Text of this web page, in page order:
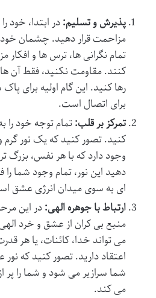
پذیرش و تسلیم:در ابتدا، خود
مزاحمت قرار دهید. چشمان خود
تمام نگرانی ها، ترس ها و افکار
کنند. مقاومت نکنید، فقط آن
رها کنید. این گام اولیه برای
برای اتصال است.
تمرکز بر قلب:تمام توجه خود
کنید. تصور کنید که یک نور
وجود دارد که با هر نفس، بزرگ
دهید این نور، تمام وجود شما را
ای به سوی میدان انرژی عشق
ارتباط با جوهره الهی:در این
منبع بی کران از عشق و خرد
می تواند خدا، کائنات، یا هر
اعتقاد دارید. تصور کنید که
شما سرازیر می شود و شما را پر
می کند.